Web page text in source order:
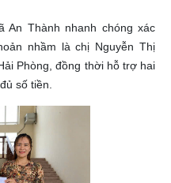
An Thành nhanh chóng xác
nhầm là chị Nguyễn Thị
Phòng, đồng thời hỗ trợ hai
số tiền.